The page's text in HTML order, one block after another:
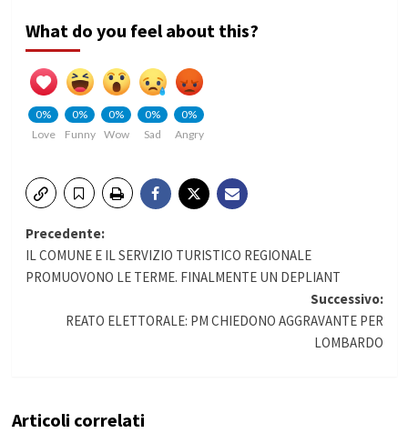
What do you feel about this?
0%
Love
0%
Funny
0%
Wow
0%
Sad
0%
Angry
Navigazione
articolo
Precedente:
IL COMUNE E IL SERVIZIO TURISTICO REGIONALE
PROMUOVONO LE TERME. FINALMENTE UN DEPLIANT
Successivo:
REATO ELETTORALE: PM CHIEDONO AGGRAVANTE PER
LOMBARDO
Articoli correlati